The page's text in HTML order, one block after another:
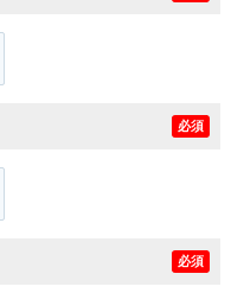
必須
必須